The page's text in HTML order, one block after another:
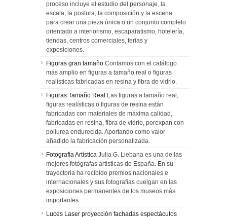
proceso incluye el estudio del personaje, la
escala, la postura, la composición y la escena
para crear una pieza única o un conjunto completo
orientado a interiorismo, escaparatismo, hotelería,
tiendas, centros comerciales, ferias y
exposiciones.
Figuras gran tamaño Contamos con el catálogo
más amplio en figuras a tamaño real o figuras
realísticas fabricadas en resina y fibra de vidrio.
Figuras Tamaño Real Las figuras a tamaño real,
figuras realísticas o figuras de resina están
fabricadas con materiales de máxima calidad,
fabricadas en resina, fibra de vidrio, porexpan con
poliurea endurecida. Aportando como valor
añadido la fabricación personalizada.
Fotografía Artística Julia G. Liebana es una de las
mejores fotógrafas artísticas de España. En su
trayectoria ha recibido premios nacionales e
internacionales y sus fotografías cuelgan en las
exposiciones permanentes de los museos más
importantes.
Luces Laser proyección fachadas espectáculos